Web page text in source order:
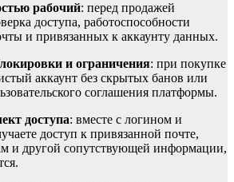
рабочий: перед продажей
доступа, работоспособности
и привязанных к аккаунту данных.
и ограничения: при покупке
аккаунт без скрытых банов или
соглашения платформы.
доступа: вместе с логином и
доступ к привязанной почте,
и другой сопутствующей информации,